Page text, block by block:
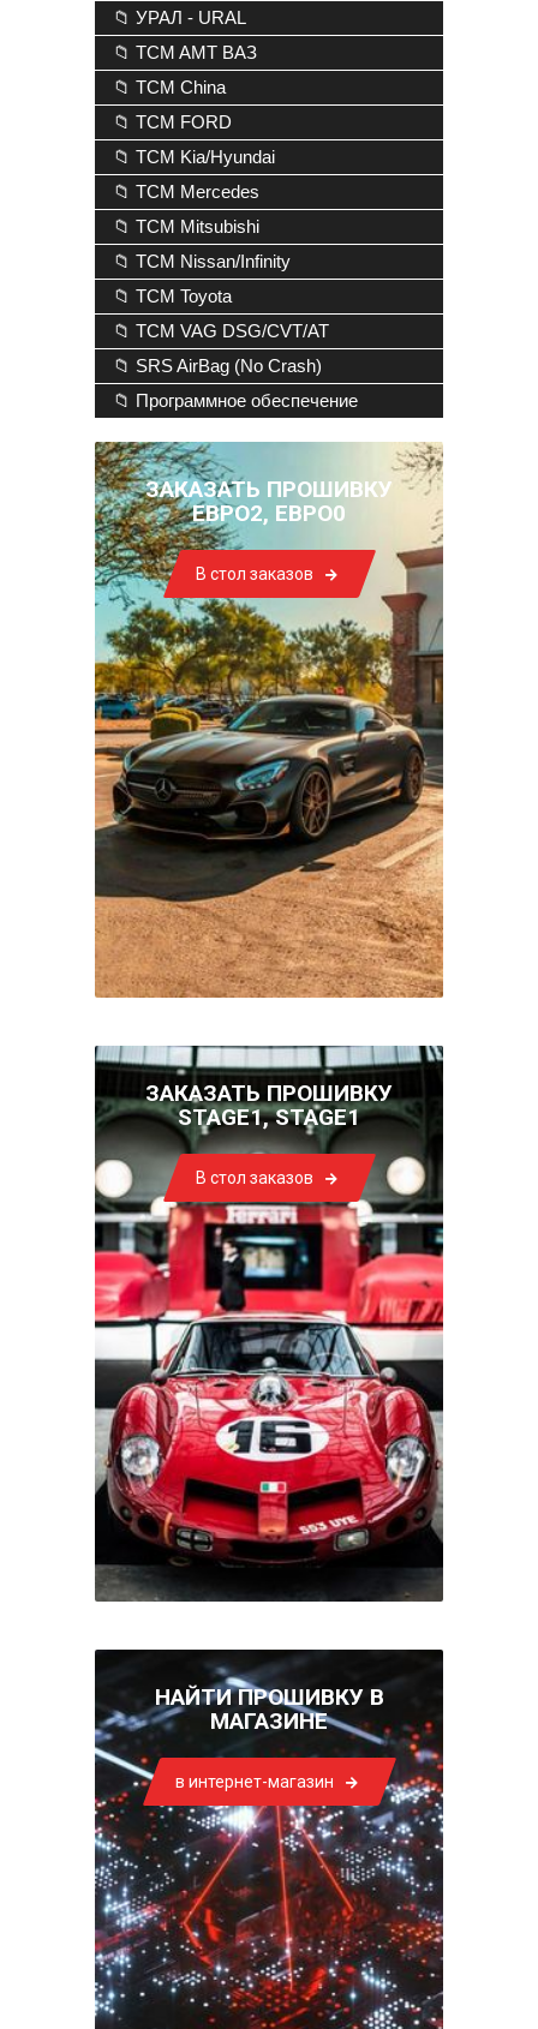
📁 УРАЛ - URAL
📁 TCM AMT ВАЗ
📁 TCM China
📁 TCM FORD
📁 TCM Kia/Hyundai
📁 TCM Mercedes
📁 TCM Mitsubishi
📁 TCM Nissan/Infinity
📁 TCM Toyota
📁 TCM VAG DSG/CVT/AT
📁 SRS AirBag (No Crash)
📁 Программное обеспечение
ЗАКАЗАТЬ ПРОШИВКУ
ЕВРО2, ЕВРО0
В стол заказов
ЗАКАЗАТЬ ПРОШИВКУ
STAGE1, STAGE1
В стол заказов
НАЙТИ ПРОШИВКУ В
МАГАЗИНЕ
в интернет-магазин